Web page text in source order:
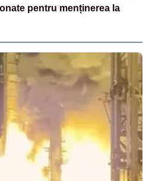
pentru menținerea la